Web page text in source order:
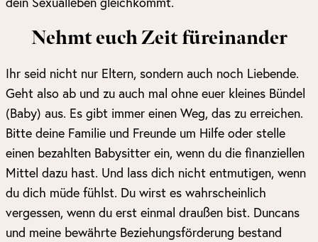
Nehmt euch Zeit füreinander
Ihr seid nicht nur Eltern, sondern auch noch Liebende.
Geht also ab und zu auch mal ohne euer kleines Bündel
(Baby) aus. Es gibt immer einen Weg, das zu erreichen.
Bitte deine Familie und Freunde um Hilfe oder stelle
einen bezahlten Babysitter ein, wenn du die finanziellen
Mittel dazu hast. Und lass dich nicht entmutigen, wenn
du dich müde fühlst. Du wirst es wahrscheinlich
vergessen, wenn du erst einmal draußen bist. Duncans
und meine bewährte Beziehungsförderung bestand